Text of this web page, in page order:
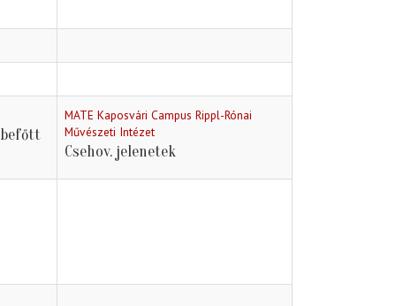
MATE Kaposvári Campus Rippl-Rónai
Művészeti Intézet
Csehov. jelenetek